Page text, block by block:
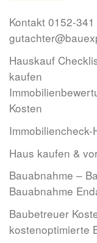
Kontakt 0152-
Hauskauf
kaufen
Kosten
Haus kaufen &
Bauabnahme –
Bauabnahme
Baubetreuer
kostenoptimierte